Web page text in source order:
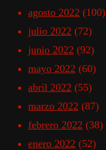
agosto 2022 (100)
julio 2022 (72)
junio 2022 (92)
mayo 2022 (60)
abril 2022 (55)
marzo 2022 (87)
febrero 2022 (38)
enero 2022 (52)